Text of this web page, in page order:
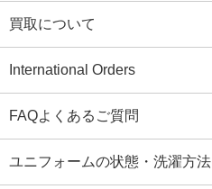
買取について
International Orders
FAQよくあるご質問
ユニフォームの状態・洗濯方法